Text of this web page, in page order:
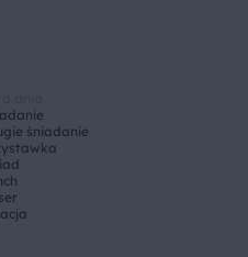
śniadanie